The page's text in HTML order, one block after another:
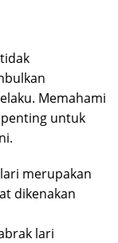
Memahami
untuk
merupakan
dikenakan
lari